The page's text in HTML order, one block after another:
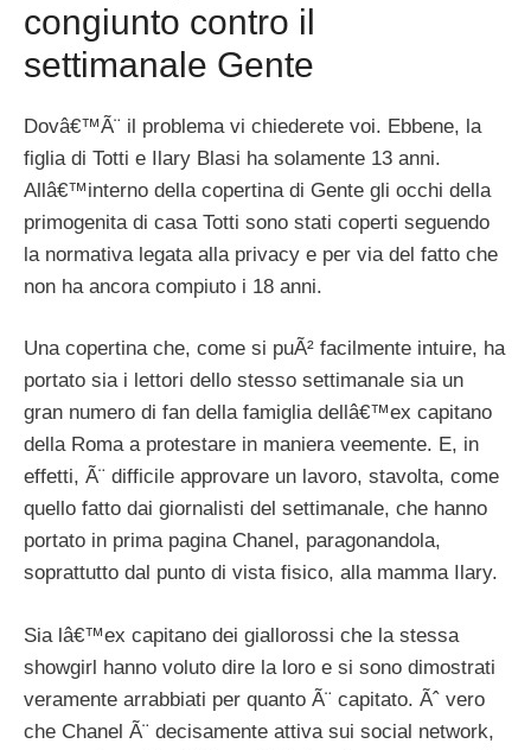
congiunto contro il
settimanale Gente
Dovâ€™Ã¨ il problema vi chiederete voi. Ebbene, la
figlia di Totti e Ilary Blasi ha solamente 13 anni.
Allâ€™interno della copertina di Gente gli occhi della
primogenita di casa Totti sono stati coperti seguendo
la normativa legata alla privacy e per via del fatto che
non ha ancora compiuto i 18 anni.
Una copertina che, come si puÃ² facilmente intuire, ha
portato sia i lettori dello stesso settimanale sia un
gran numero di fan della famiglia dellâ€™ex capitano
della Roma a protestare in maniera veemente. E, in
effetti, Ã¨ difficile approvare un lavoro, stavolta, come
quello fatto dai giornalisti del settimanale, che hanno
portato in prima pagina Chanel, paragonandola,
soprattutto dal punto di vista fisico, alla mamma Ilary.
Sia lâ€™ex capitano dei giallorossi che la stessa
showgirl hanno voluto dire la loro e si sono dimostrati
veramente arrabbiati per quanto Ã¨ capitato. Ãˆ vero
che Chanel Ã¨ decisamente attiva sui social network,